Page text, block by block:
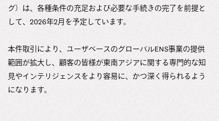
グ）は、各種条件の充足および必要な手続きの完了を前提と
して、2026年2月を予定しています。
本件取引により、ユーザベースのグローバルENS事業の提供
範囲が拡大し、顧客の皆様が東南アジアに関する専門的な知
見やインテリジェンスをより容易に、かつ深く得られるよう
になります。